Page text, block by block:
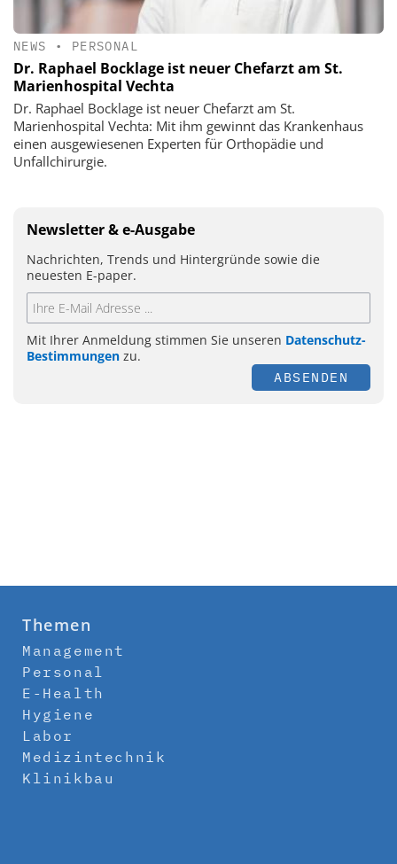
NEWS • PERSONAL
Dr. Raphael Bocklage ist neuer Chefarzt am St.
Marienhospital Vechta
Dr. Raphael Bocklage ist neuer Chefarzt am St.
Marienhospital Vechta: Mit ihm gewinnt das Krankenhaus
einen ausgewiesenen Experten für Orthopädie und
Unfallchirurgie.
Newsletter & e-Ausgabe
Nachrichten, Trends und Hintergründe sowie die
neuesten E-paper.
Mit Ihrer Anmeldung stimmen Sie unseren Datenschutz-
Bestimmungen zu.
ABSENDEN
Themen
Management
Personal
E-Health
Hygiene
Labor
Medizintechnik
Klinikbau